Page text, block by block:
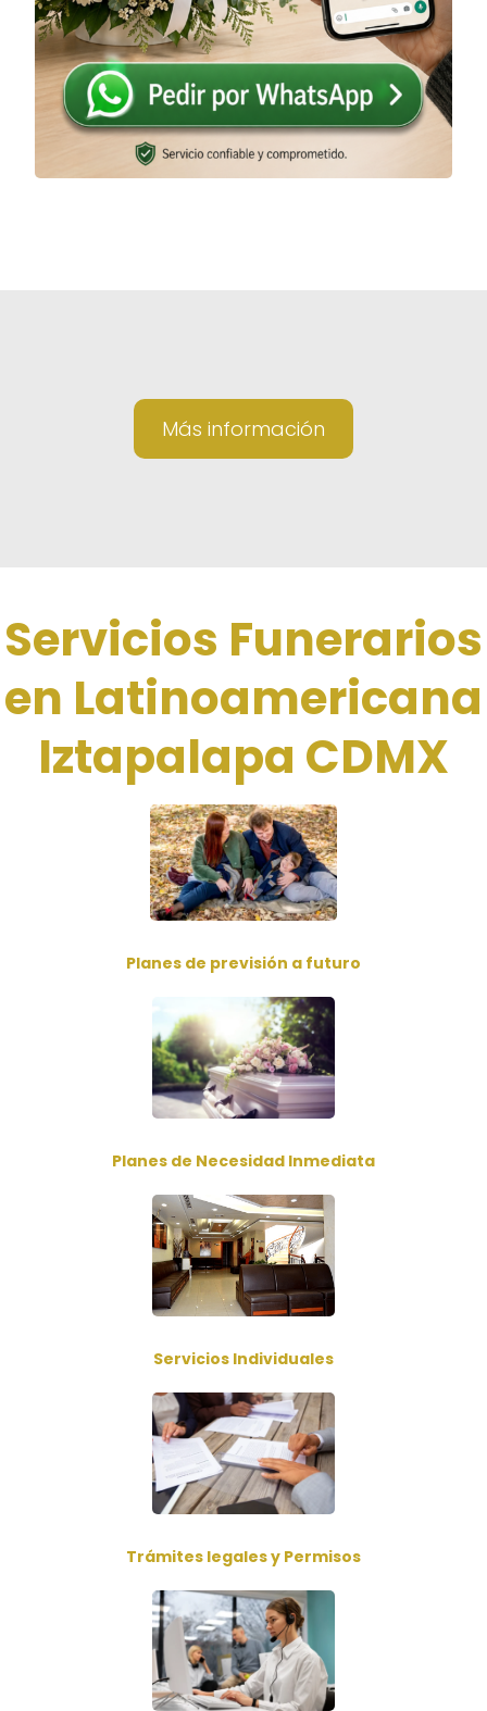
Más información
Servicios Funerarios
en Latinoamericana
Iztapalapa CDMX
Planes de previsión a futuro
Planes de Necesidad Inmediata
Servicios Individuales
Trámites legales y Permisos